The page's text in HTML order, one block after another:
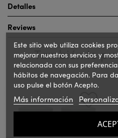
Detalles
Reviews
También te
Este sitio web utiliza cookies
mejorar nuestros servicios y
relacionada con sus
hábitos de navegación. Para
uso pulse el botón Acepto.
Más información